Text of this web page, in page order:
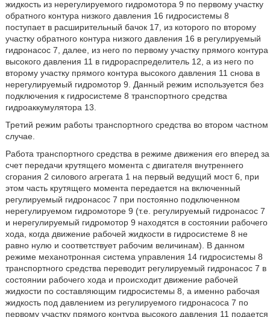
жидкость из нерегулируемого гидромотора 9 по первому участку
обратного контура низкого давления 16 гидросистемы 8
поступает в расширительный бачок 17, из которого по второму
участку обратного контура низкого давления 16 в регулируемый
гидронасос 7, далее, из него по первому участку прямого контура
высокого давления 11 в гидрораспределитель 12, а из него по
второму участку прямого контура высокого давления 11 снова в
нерегулируемый гидромотор 9. Данный режим используется без
подключения к гидросистеме 8 транспортного средства
гидроаккумулятора 13.
Третий режим работы транспортного средства во втором частном
случае.
Работа транспортного средства в режиме движения его вперед за
счет передачи крутящего момента с двигателя внутреннего
сгорания 2 силового агрегата 1 на первый ведущий мост 6, при
этом часть крутящего момента передается на включенный
регулируемый гидронасос 7 при постоянно подключенном
нерегулируемом гидромоторе 9 (т.е. регулируемый гидронасос 7
и нерегулируемый гидромотор 9 находятся в состоянии рабочего
хода, когда движение рабочей жидкости в гидросистеме 8 не
равно нулю и соответствует рабочим величинам). В данном
режиме механотронная система управления 14 гидросистемы 8
транспортного средства переводит регулируемый гидронасос 7 в
состоянии рабочего хода и происходит движение рабочей
жидкости по составляющим гидросистемы 8, а именно рабочая
жидкость под давлением из регулируемого гидронасоса 7 по
первому участку прямого контура высокого давления 11 подается